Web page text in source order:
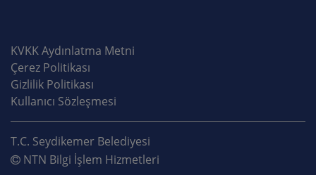
KVKK Aydınlatma Metni
Çerez Politikası
Gizlilik Politikası
Kullanıcı Sözleşmesi
T.C. Seydikemer Belediyesi
NTN Bilgi İşlem Hizmetleri